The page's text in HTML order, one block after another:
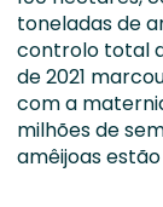
toneladas de
controlo total
de 2021
com a
milhões de
amêijoas